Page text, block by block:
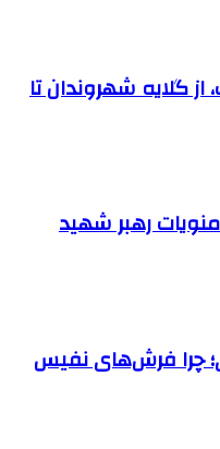
گلایه شهروندان تا
رهبر شهید
چرا فرش‌های نفیس